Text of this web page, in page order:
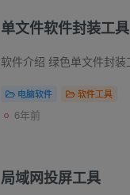
单文件软件封装工具
电脑软件 软件工具
6年前
局域网投屏工具